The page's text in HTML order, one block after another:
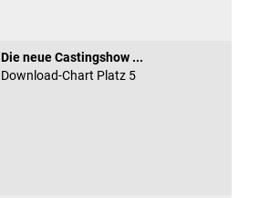
Die neue Castingshow ...
Download-Chart Platz 5